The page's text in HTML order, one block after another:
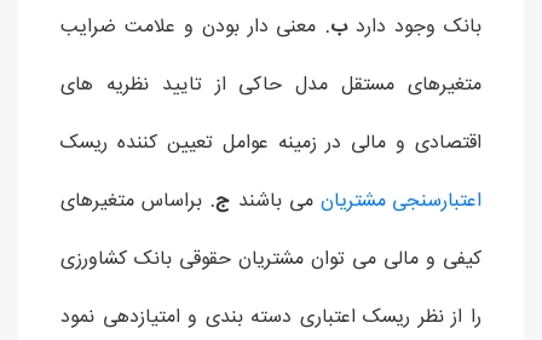
بانک وجود داردب. معنی دار بودن و علامت ضرایب
متغیرهای مستقل مدل حاکی از تایید نظریه های
اقتصادی و مالی در زمینه عوامل تعیین کننده ریسک
اعتبارسنجی مشتریانمی باشند ج. براساس متغیرهای
کیفی و مالی می توان مشتریان حقوقی بانک کشاورزی
را از نظر ریسک اعتباری دسته بندی و امتیازدهی نمود